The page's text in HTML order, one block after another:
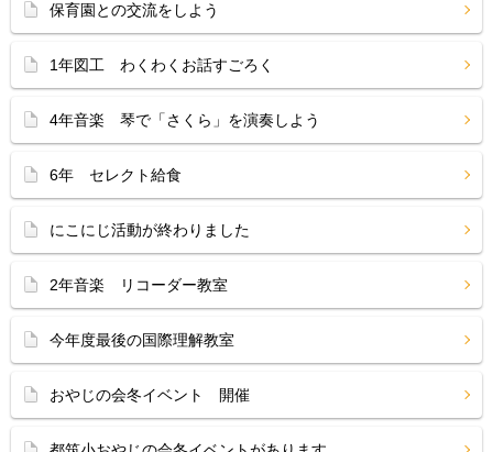
保育園との交流をしよう
1年図工 わくわくお話すごろく
4年音楽 琴で「さくら」を演奏しよう
6年 セレクト給食
にこにじ活動が終わりました
2年音楽 リコーダー教室
今年度最後の国際理解教室
おやじの会冬イベント 開催